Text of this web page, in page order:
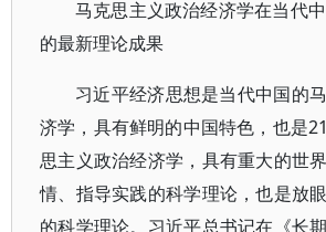
马克思主义政治经济学在当代
的最新理论成果
习近平经济思想是当代中国的
济学，具有鲜明的中国特色，也是
思主义政治经济学，具有重大的世
情、指导实践的科学理论，也是放
的科学理论。习近平总书记在《长